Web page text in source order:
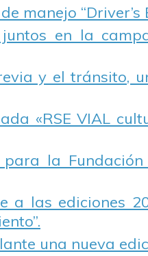
manejo “Driver’s
juntos en la
y el tránsito,
«RSE VIAL
la Fundación
a las ediciones
una nueva